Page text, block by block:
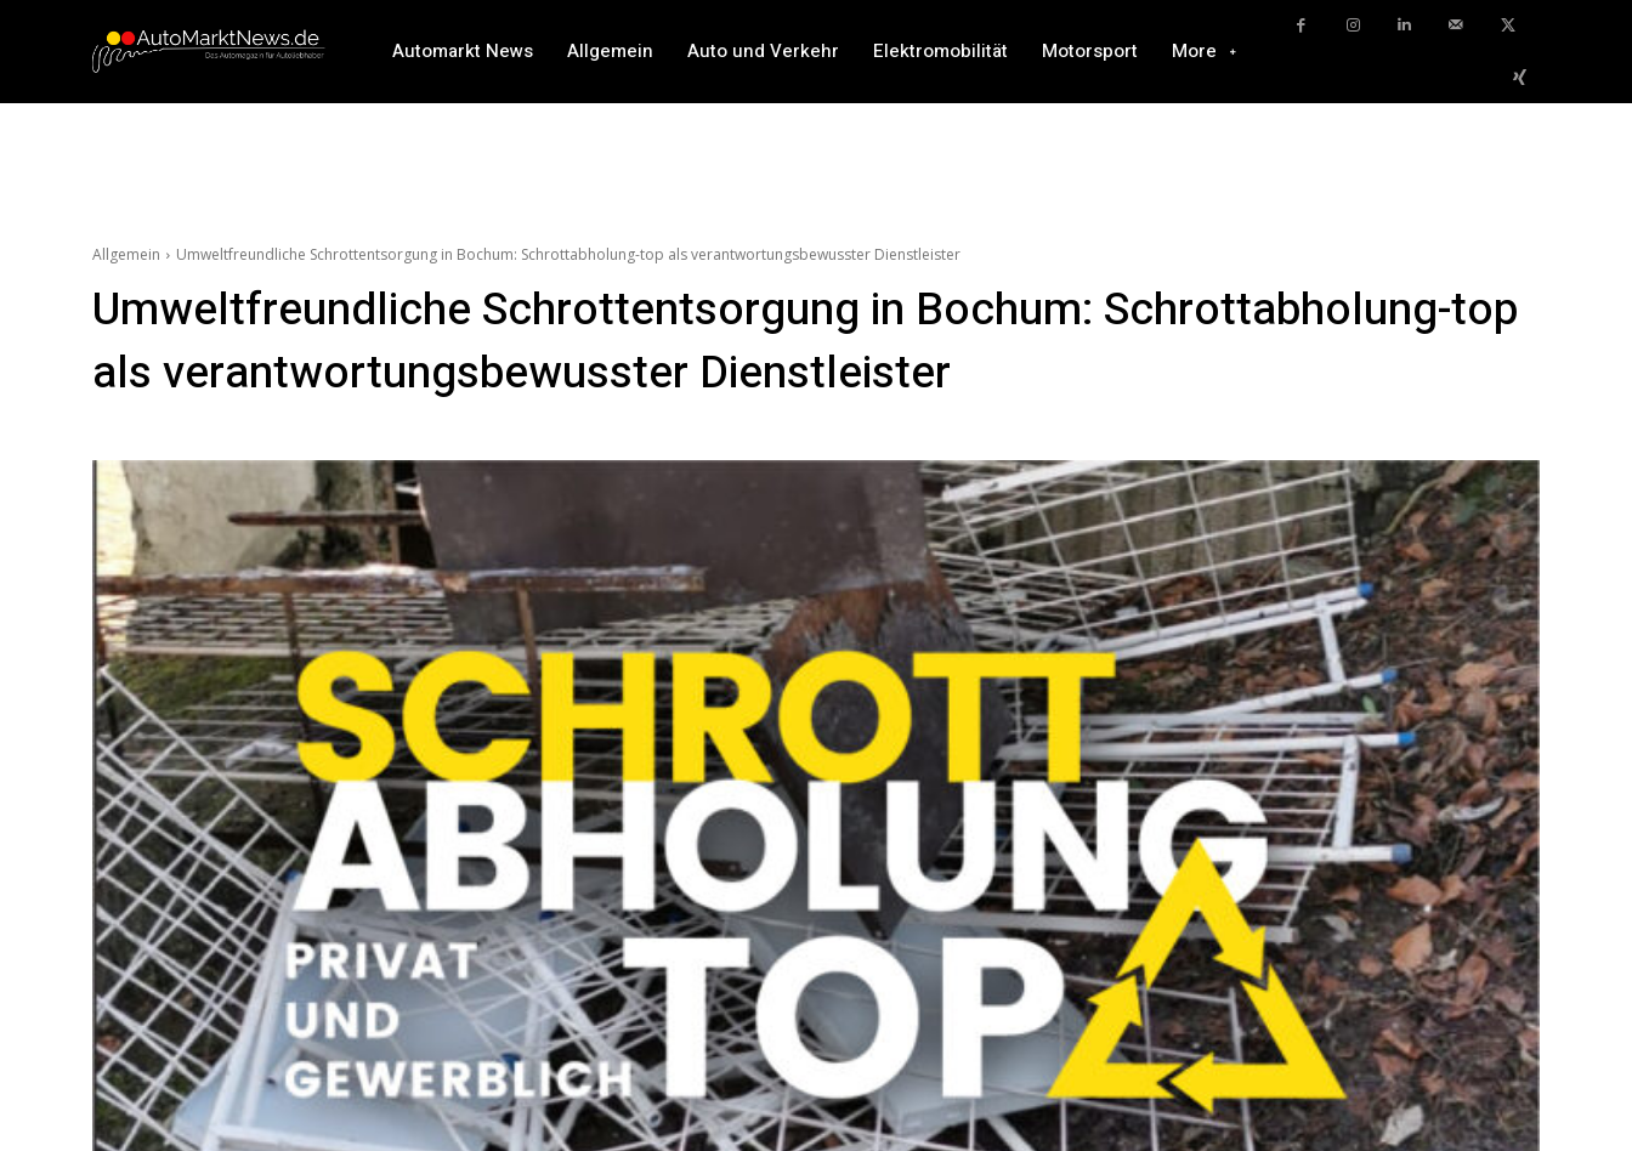
Automarkt News Allgemein Auto und Verkehr Elektromobilität Motorsport More
Allgemein Umweltfreundliche Schrottentsorgung in Bochum: Schrottabholung-top als verantwortungsbewusster Dienstleister
Umweltfreundliche Schrottentsorgung in Bochum: Schrottabholung-top
als verantwortungsbewusster Dienstleister